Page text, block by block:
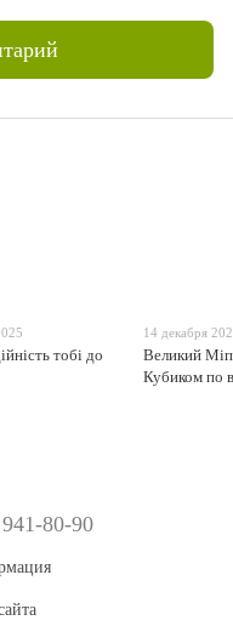
тобі до
14 декабря
Великий
Кубиком по
80-90